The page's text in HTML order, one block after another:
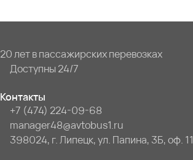
20 лет в пассажирских перевозках
Доступны 24/7
Контакты
+7 (474) 224-09-68
manager48@avtobus1.ru
398024, г. Липецк, ул. Папина, 3Б, оф. 11